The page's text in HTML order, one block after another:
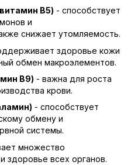
B5) - способствует
и
снижает утомляемость.
здоровье кожи
обмен макроэлементов.
B9) - важна для роста
крови.
- способствует
обмену и
системы.
множество
здоровье всех органов.